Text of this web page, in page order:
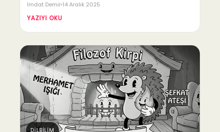
İmdat Demir 14 Aralık 2025
YAZIYI OKU
DİLBİLİM